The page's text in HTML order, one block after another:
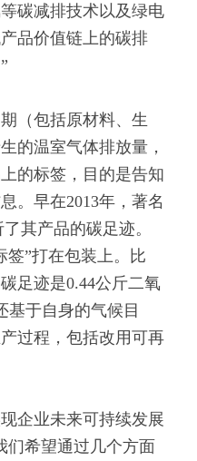
碳减排技术以及绿电
品价值链上的碳排
（包括原材料、生
的温室气体排放量，
的标签，目的是告知
。早在2013年，著名
其产品的碳足迹。
签”打在包装上。比
足迹是0.44公斤二氧
基于自身的气候目
过程，包括改用可再
企业未来可持续发展
们希望通过几个方面